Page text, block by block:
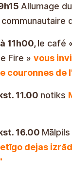
Allumage
11h00,le café
Fire » vous
couronnes de
11.00 notiks
16.00
dejas